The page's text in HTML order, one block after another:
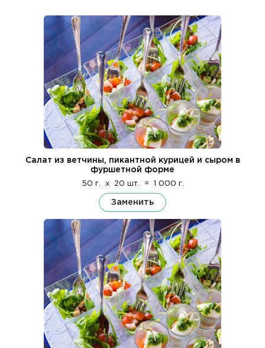
Салат из ветчины, пикантной курицей и сыром в
фуршетной форме
50 г. x 20 шт. = 1 000 г.
Заменить